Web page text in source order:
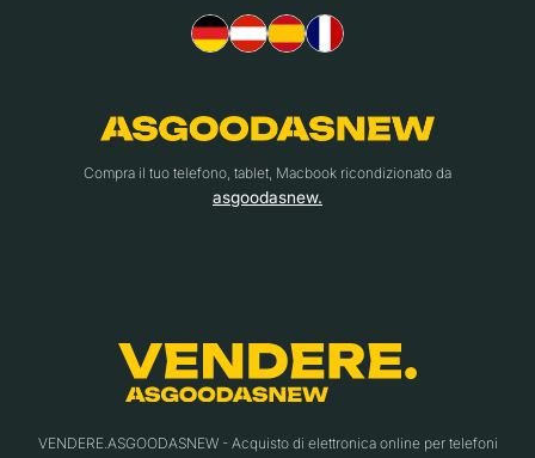
Compra il tuo telefono, tablet, Macbook ricondizionato da
asgoodasnew.
VENDERE.ASGOODASNEW - Acquisto di elettronica online per telefoni